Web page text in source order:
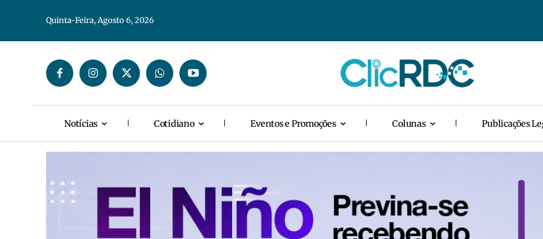
Quinta-Feira, Agosto 6, 2026
Notícias Cotidiano Eventos e Promoções Colunas Publicações